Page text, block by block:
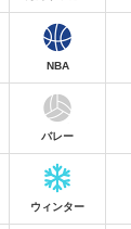
NBA
バレー
ウィンター